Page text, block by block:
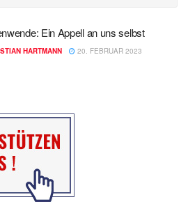
Ein Appell an uns selbst
HARTMANN 20. FEBRUAR 2023